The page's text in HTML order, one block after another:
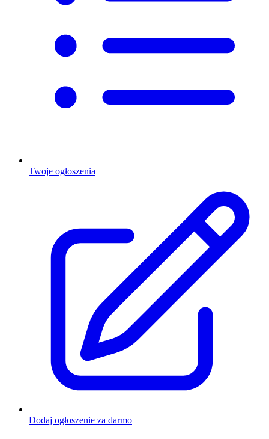
Twoje ogłoszenia
Dodaj ogłoszenie za darmo